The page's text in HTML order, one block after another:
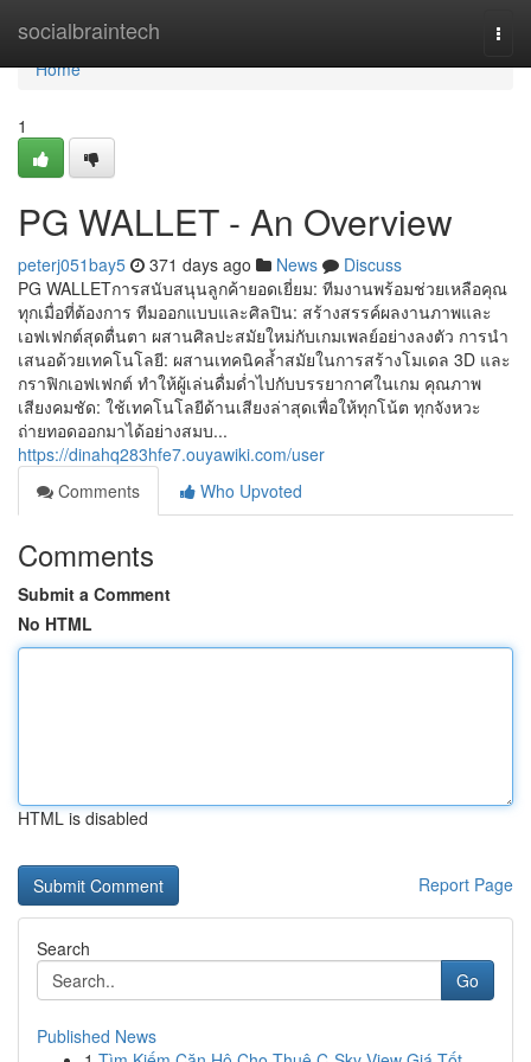
socialbraintech
Home
Home
1
PG WALLET - An Overview
peterj051bay5 371 days ago News
Discuss
PG WALLETการสนับสนุนลูกค้ายอดเยี่ยม: ทีมงานพร้อมช่วยเหลือคุณ
ทุกเมื่อที่ต้องการ ทีมออกแบบและศิลปิน: สร้างสรรค์ผลงานภาพและ
เอฟเฟกต์สุดตื่นตา ผสานศิลปะสมัยใหม่กับเกมเพลย์อย่างลงตัว การนำ
เสนอด้วยเทคโนโลยี: ผสานเทคนิคล้ำสมัยในการสร้างโมเดล 3D และ
กราฟิกเอฟเฟกต์ ทำให้ผู้เล่นดื่มด่ำไปกับบรรยากาศในเกม คุณภาพ
เสียงคมชัด: ใช้เทคโนโลยีด้านเสียงล่าสุดเพื่อให้ทุกโน้ต ทุกจังหวะ
ถ่ายทอดออกมาได้อย่างสมบ...
https://dinahq283hfe7.ouyawiki.com/user
Comments
Who Upvoted
Comments
Submit a Comment
No HTML
HTML is disabled
Report Page
Search
Go
Published News